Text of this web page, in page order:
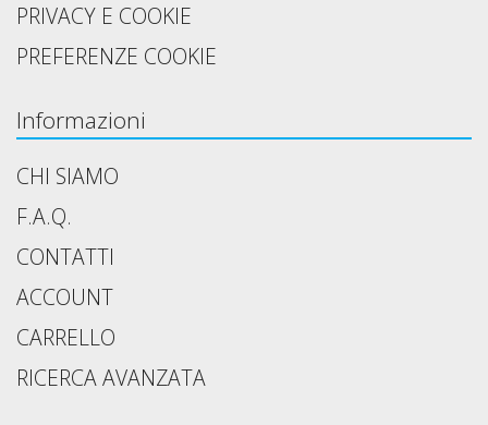
PRIVACY E COOKIE
PREFERENZE COOKIE
Informazioni
CHI SIAMO
F.A.Q.
CONTATTI
ACCOUNT
CARRELLO
RICERCA AVANZATA